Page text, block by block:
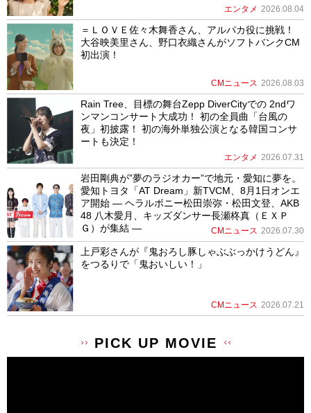
エンタメ 2026.08.04
＝ＬＯＶＥ佐々木舞香さん、アルパカ役に挑戦！
大谷映美里さん、野口衣織さんがソフトバンクCM
初出演！
CMニュース 2026.08.03
Rain Tree、目標の舞台Zepp DiverCityでの 2ndワ
ンマンコンサート大成功！ 初の全員曲「台風の
夜」初披露！ 初の海外単独公演となる韓国コンサ
ートも決定！
エンタメ 2026.07.31
岩田剛典が”夢のラジオカー”で地元・愛知に夢を。
愛知トヨタ「AT Dream」新TVCM、8月1日オンエ
ア開始 ― ヘラルボニー松田崇弥・松田文登、AKB
48 八木愛月、キッズダンサー長瀬柊真（ＥＸＰ
Ｇ）が集結 ―
CMニュース 2026.07.30
上戸彩さんが『鬼おろし豚しゃぶぶっかけうどん』
をつるりで「鬼おいしい！」
CMニュース 2026.07.21
PICK UP MOVIE